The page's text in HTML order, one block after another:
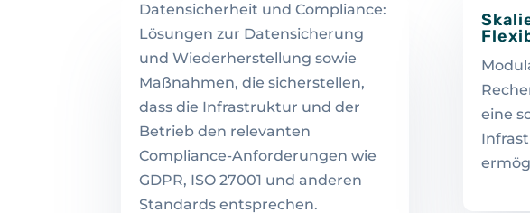
Datensicherheit und Compliance:
Lösungen zur Datensicherung
und Wiederherstellung sowie
Maßnahmen, die sicherstellen,
dass die Infrastruktur und der
Betrieb den relevanten
Compliance-Anforderungen wie
GDPR, ISO 27001 und anderen
Standards entsprechen.
eine